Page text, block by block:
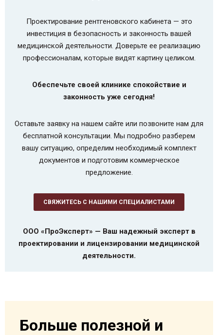
Проектирование рентгеновского кабинета — это
инвестиция в безопасность и законность вашей
медицинской деятельности. Доверьте ее реализацию
профессионалам, которые видят картину целиком.
Обеспечьте своей клинике спокойствие и
законность уже сегодня!
Оставьте заявку на нашем сайте или позвоните нам для
бесплатной консультации. Мы подробно разберем
вашу ситуацию, определим необходимый комплект
документов и подготовим коммерческое
предложение.
СВЯЖИТЕСЬ С НАШИМИ СПЕЦИАЛИСТАМИ
ООО «ПроЭксперт» — Ваш надежный эксперт в
проектировании и лицензировании медицинской
деятельности.
Больше полезной и